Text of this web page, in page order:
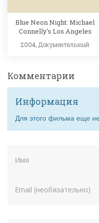
Blue Neon Night: Michael
Connelly's Los Angeles
2004, Документальный
Комментарии
Информация
Для этого фильма еще